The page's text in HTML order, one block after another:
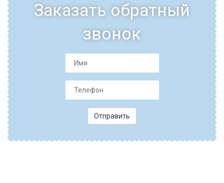
Заказать обратный
звонок
Отправить